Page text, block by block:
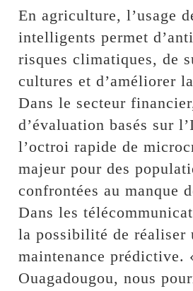
En agriculture, l’usage
intelligents permet
risques climatiques, de
cultures et d’améliorer
Dans le secteur
d’évaluation basés sur
l’octroi rapide de
majeur pour des
confrontées au manque
Dans les
la possibilité de réaliser
maintenance prédictive.
Ouagadougou, nous